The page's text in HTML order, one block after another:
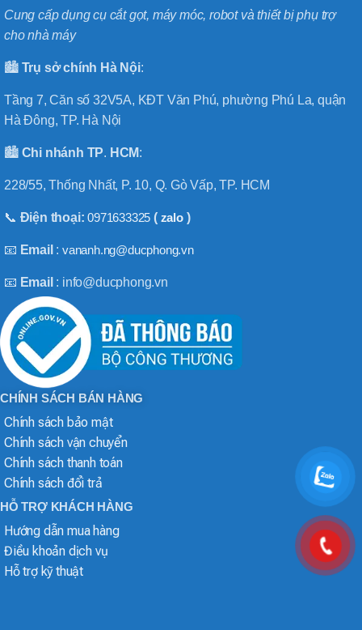
Cung cấp dụng cụ cắt gọt, máy móc, robot và thiết bị phụ trợ
cho nhà máy
🏙️ Trụ sở chính Hà Nội:
Tầng 7, Căn số 32V5A, KĐT Văn Phú, phường Phú La, quận
Hà Đông, TP. Hà Nội
🏙️ Chi nhánh TP. HCM:
228/55, Thống Nhất, P. 10, Q. Gò Vấp, TP. HCM
📞 Điện thoại:0971633325 ( zalo)
📧 Email :vananh.ng@ducphong.vn
📧 Email : info@ducphong.vn
CHÍNH SÁCH BÁN HÀNG
Chính sách bảo mật
Chính sách vận chuyển
Chính sách thanh toán
Chính sách đổi trả
HỖ TRỢ KHÁCH HÀNG
Hướng dẫn mua hàng
Điều khoản dịch vụ
Hỗ trợ kỹ thuật